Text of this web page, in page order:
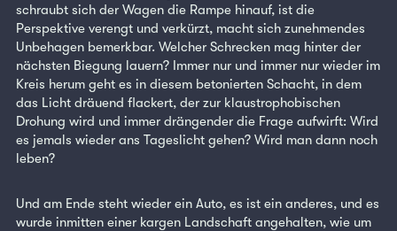
schraubt sich der Wagen die Rampe hinauf, ist die
Perspektive verengt und verkürzt, macht sich zunehmendes
Unbehagen bemerkbar. Welcher Schrecken mag hinter der
nächsten Biegung lauern? Immer nur und immer nur wieder im
Kreis herum geht es in diesem betonierten Schacht, in dem
das Licht dräuend flackert, der zur klaustrophobischen
Drohung wird und immer drängender die Frage aufwirft: Wird
es jemals wieder ans Tageslicht gehen? Wird man dann noch
leben?
Und am Ende steht wieder ein Auto, es ist ein anderes, und es
wurde inmitten einer kargen Landschaft angehalten, wie um